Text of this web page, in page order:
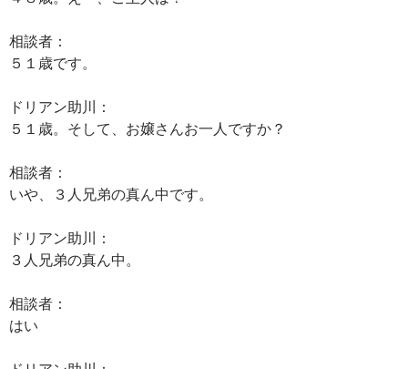
相談者：
５１歳です。
ドリアン助川：
５１歳。そして、お嬢さんお一人ですか？
相談者：
いや、３人兄弟の真ん中です。
ドリアン助川：
３人兄弟の真ん中。
相談者：
はい